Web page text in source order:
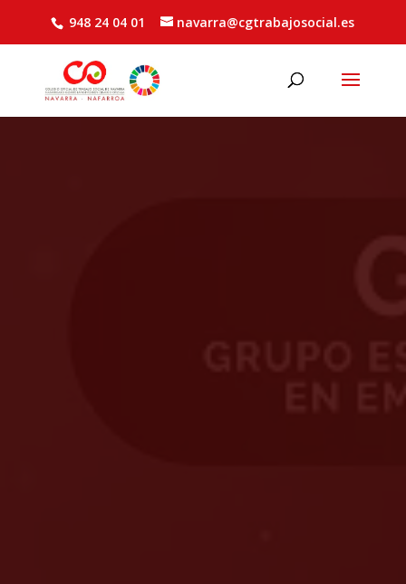
948 24 04 01 navarra@cgtrabajosocial.es